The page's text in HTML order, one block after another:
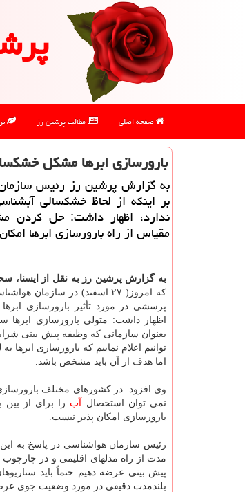
صفحه اصلی مطالب پرشین رز
بارورسازی ابرها مشكل
به گزارش پرشین رز رئیس
بر اینكه از لحاظ خشكسالی
ندارد، اظهار داشت: حل كردن
مقیاس از راه بارورسازی ابرها
به گزارش پرشین رز به نقل از ایسنا،
كه امروز( ۲۷ اسفند) در سازمان
پرسشی در مورد تأثیر بارورسازی
اظهار داشت: متولی بارورسازی ابرها
بعنوان سازمانی كه وظیفه پیش بینی
توانیم اعلام نماییم كه بارورسازی
اما هدف از آن باید مشخص باشد.
وی افزود: در كشورهای مختلف
نمی توان استحصال
آب را برای از
بارورسازی امكان پذیر نیست.
مدت از راه مدلهای اقلیمی و در چارچوب
پیش بینی عرضه دهیم حتماً باید
بلندمدت دقیقی در مورد وضعیت جوی